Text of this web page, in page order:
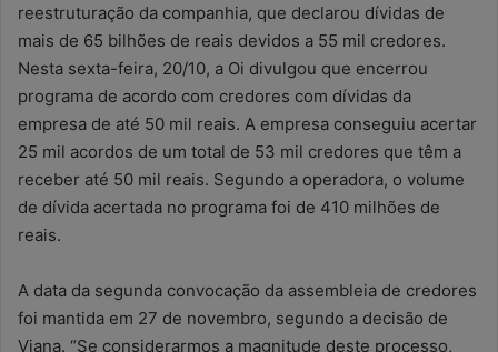
reestruturação da companhia, que declarou dívidas de
mais de 65 bilhões de reais devidos a 55 mil credores.
Nesta sexta-feira, 20/10, a Oi divulgou que encerrou
programa de acordo com credores com dívidas da
empresa de até 50 mil reais. A empresa conseguiu acertar
25 mil acordos de um total de 53 mil credores que têm a
receber até 50 mil reais. Segundo a operadora, o volume
de dívida acertada no programa foi de 410 milhões de
reais.
A data da segunda convocação da assembleia de credores
foi mantida em 27 de novembro, segundo a decisão de
Viana. “Se considerarmos a magnitude deste processo,